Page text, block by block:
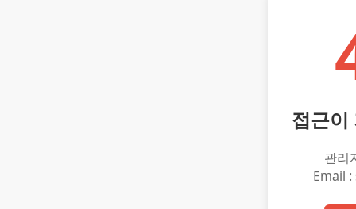
접근이
관리
Email